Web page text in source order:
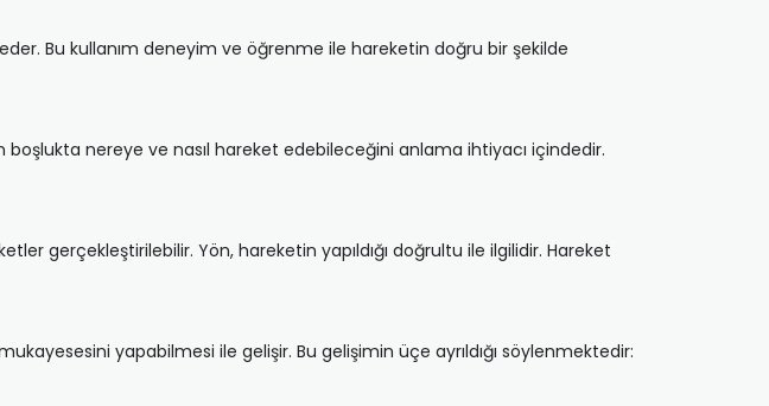
Bu kullanım deneyim ve öğrenme ile hareketin doğru bir şekilde
nereye ve nasıl hareket edebileceğini anlama ihtiyacı içindedir.
gerçekleştirilebilir. Yön, hareketin yapıldığı doğrultu ile ilgilidir. Hareket
yapabilmesi ile gelişir. Bu gelişimin üçe ayrıldığı söylenmektedir: